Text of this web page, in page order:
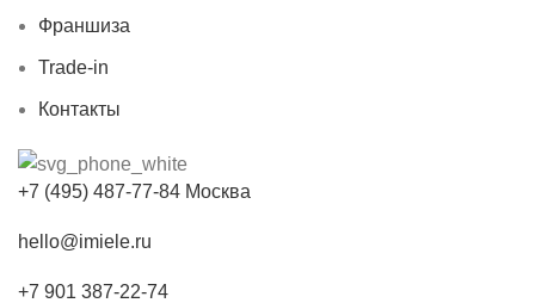
Франшиза
Trade-in
Контакты
+7 (495) 487-77-84 Москва
hello@imiele.ru
+7 901 387-22-74